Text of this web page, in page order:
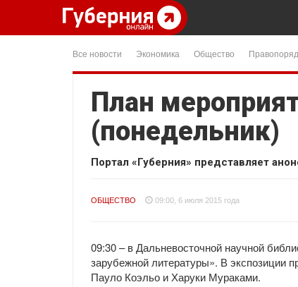
Все новости Экономика Общество
План
(понедельник)
Портал «Губерния» представляет
ОБЩЕСТВО 09:00, 6 июля 2015 года
09:30 – в Дальневосточной научной
зарубежной литературы». В экспозиции
Пауло Коэльо и Харуки Мураками.